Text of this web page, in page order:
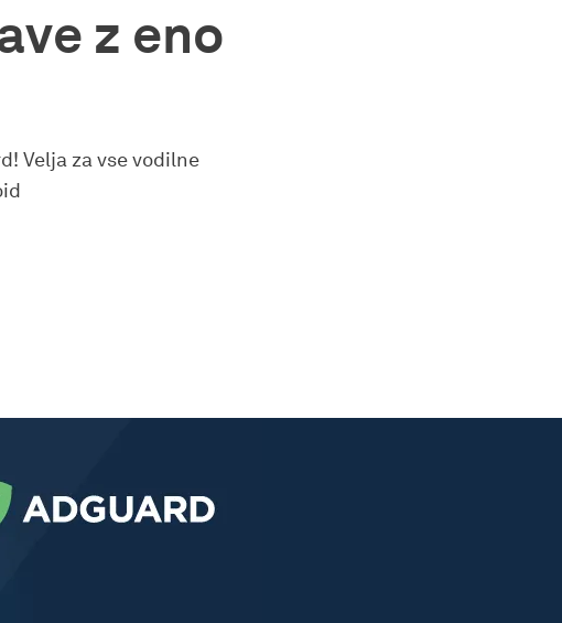
z eno
Velja za vse vodilne